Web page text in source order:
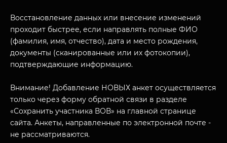
Восстановление данных или внесение изменений
проходит быстрее, если направлять полные ФИО
(фамилия, имя, отчество), дата и место рождения,
документы (сканированные или их фотокопии),
подтверждающие информацию.
Внимание! Добавление НОВЫХ анкет осуществляется
только через форму обратной связи в разделе
«Сохранить участника ВОВ» на главной странице
сайта. Анкеты, направленные по электронной почте -
не рассматриваются.